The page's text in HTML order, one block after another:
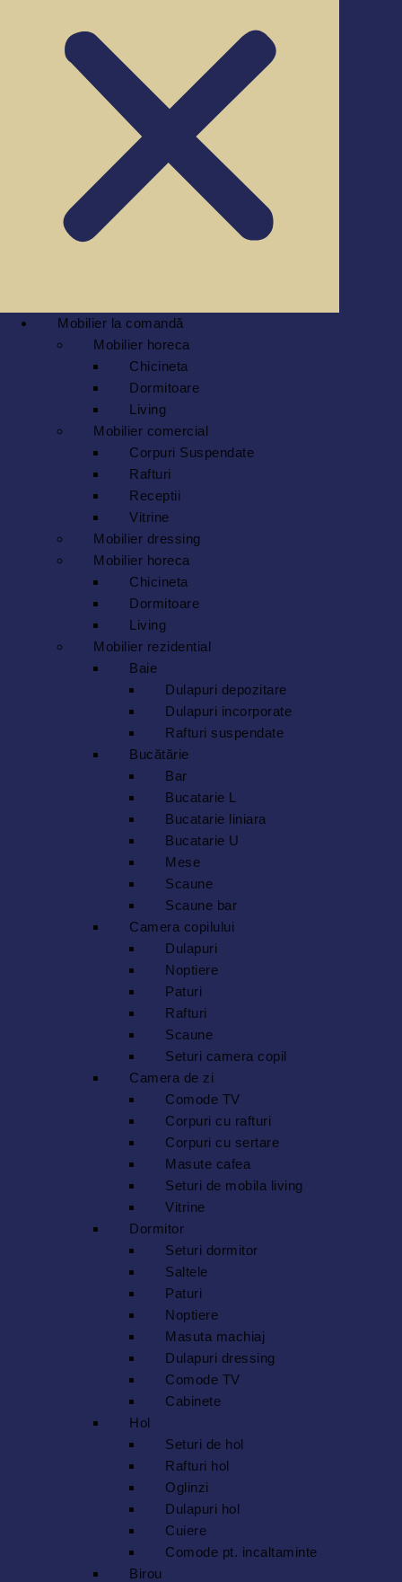
Mobilier la comandă
Mobilier horeca
Chicineta
Dormitoare
Living
Mobilier comercial
Corpuri Suspendate
Rafturi
Receptii
Vitrine
Mobilier dressing
Mobilier horeca
Chicineta
Dormitoare
Living
Mobilier rezidential
Baie
Dulapuri depozitare
Dulapuri incorporate
Rafturi suspendate
Bucătărie
Bar
Bucatarie L
Bucatarie liniara
Bucatarie U
Mese
Scaune
Scaune bar
Camera copilului
Dulapuri
Noptiere
Paturi
Rafturi
Scaune
Seturi camera copil
Camera de zi
Comode TV
Corpuri cu rafturi
Corpuri cu sertare
Masute cafea
Seturi de mobila living
Vitrine
Dormitor
Seturi dormitor
Saltele
Paturi
Noptiere
Masuta machiaj
Dulapuri dressing
Comode TV
Cabinete
Hol
Seturi de hol
Rafturi hol
Oglinzi
Dulapuri hol
Cuiere
Comode pt. incaltaminte
Birou